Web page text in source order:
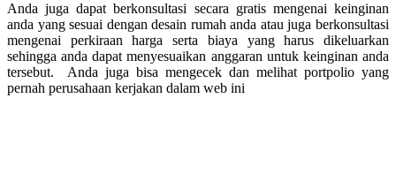
Anda juga dapat berkonsultasi secara gratis mengenai keinginan
anda yang sesuai dengan desain rumah anda atau juga berkonsultasi
mengenai perkiraan harga serta biaya yang harus dikeluarkan
sehingga anda dapat menyesuaikan anggaran untuk keinginan anda
tersebut. Anda juga bisa mengecek dan melihat portpolio yang
pernah perusahaan kerjakan dalam web ini